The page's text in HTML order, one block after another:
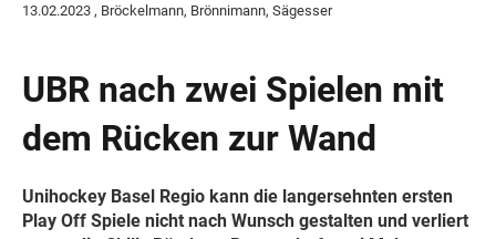
13.02.2023 , Bröckelmann, Brönnimann, Sägesser
UBR nach zwei Spielen mit
dem Rücken zur Wand
Unihockey Basel Regio kann die langersehnten ersten
Play Off Spiele nicht nach Wunsch gestalten und verliert